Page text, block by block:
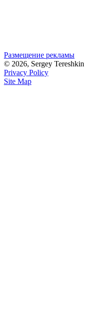
Размещение рекламы
© 2026, Sergey Tereshkin
Privacy Policy
Site Map